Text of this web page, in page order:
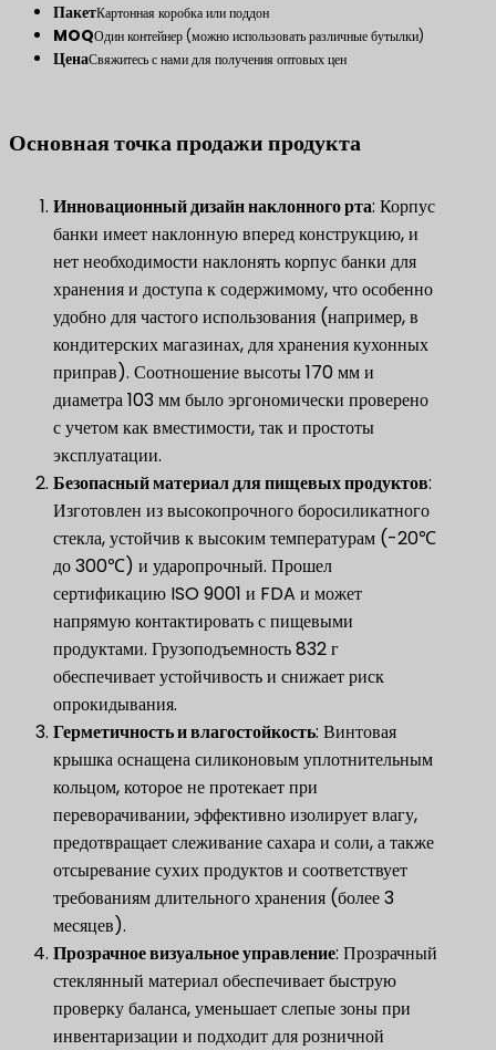
ПакетКартонная коробка или поддон
MOQОдин контейнер (можно использовать различные бутылки)
ЦенаСвяжитесь с нами для получения оптовых цен
Основная точка продажи продукта
Инновационный дизайн наклонного рта​: Корпус
банки имеет наклонную вперед конструкцию, и
нет необходимости наклонять корпус банки для
хранения и доступа к содержимому, что особенно
удобно для частого использования (например, в
кондитерских магазинах, для хранения кухонных
приправ). Соотношение высоты 170 мм и
диаметра 103 мм было эргономически проверено
с учетом как вместимости, так и простоты
эксплуатации.
​Безопасный материал для пищевых продуктов​​:
Изготовлен из высокопрочного боросиликатного
стекла, устойчив к высоким температурам (-20℃
до 300℃) и ударопрочный. Прошел
сертификацию ISO 9001 и FDA и может
напрямую контактировать с пищевыми
продуктами. Грузоподъемность 832 г
обеспечивает устойчивость и снижает риск
опрокидывания.
Герметичность и влагостойкость​: Винтовая
крышка оснащена силиконовым уплотнительным
кольцом, которое не протекает при
переворачивании, эффективно изолирует влагу,
предотвращает слеживание сахара и соли, а также
отсыревание сухих продуктов и соответствует
требованиям длительного хранения (более 3
месяцев).
Прозрачное визуальное управление: Прозрачный
стеклянный материал обеспечивает быструю
проверку баланса, уменьшает слепые зоны при
инвентаризации и подходит для розничной